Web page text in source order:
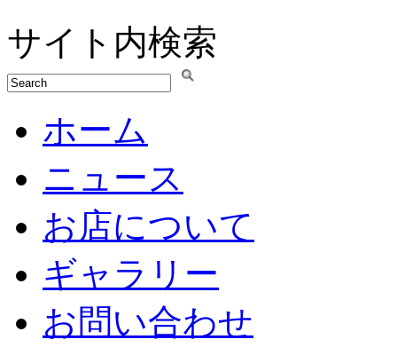
サイト内検索
ホーム
ニュース
お店について
ギャラリー
お問い合わせ